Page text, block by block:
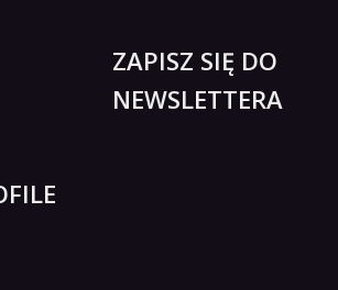
ZAPISZ SIĘ DO
NEWSLETTERA